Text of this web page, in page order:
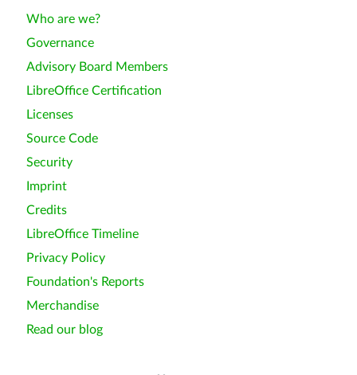
Who are we?
Governance
Advisory Board Members
LibreOffice Certification
Licenses
Source Code
Security
Imprint
Credits
LibreOffice Timeline
Privacy Policy
Foundation's Reports
Merchandise
Read our blog